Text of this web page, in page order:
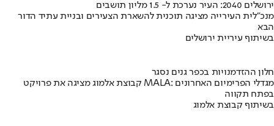
ירושלים 2040: העיר נערכת ל- 1.5 מליון תושבים
מנכ"לית העירייה מציגה תוכנית להשארת הצעירים ובניית עתיד הדור
הבא
בשיתוף עיריית ירושלים
חלון ההזדמנויות בכפר גנים נסגר
קבוצת אלמוג מציגה את פרויקט MALA: מגדלי הפרימיום האחרונים
בפתח תקווה
בשיתוף קבוצת אלמוג